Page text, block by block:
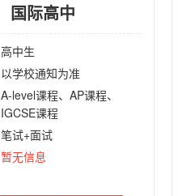
国际高中
高中生
以学校通知为准
A-level课程、AP课程、
IGCSE课程
笔试+面试
暂无信息